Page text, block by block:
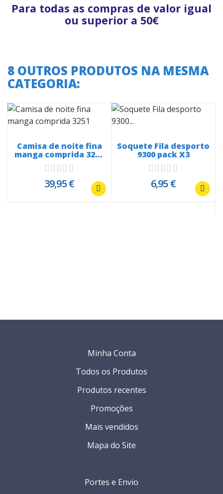
Para todas as compras de valor igual
ou superior a 50€
8 OUTROS PRODUTOS NA MESMA
CATEGORIA:
Camisa de noite fina
manga comprida 3251
Cordão...
39,95 €
Soquete Fila desporto
9300 pack X3
6,95 €
Portes e Envio
Minha Conta
Todos os Produtos
Produtos recentes
Promoções
Mais vendidos
Mapa do Site